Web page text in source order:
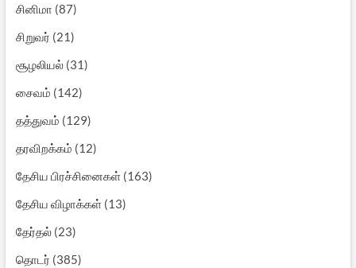
சினிமா (87)
சிறுவர் (21)
சூழலியல்(31)
சைவம் (142)
தத்துவம் (129)
தரவிறக்கம் (12)
தேசிய பிரச்சினைகள்(163)
தேசிய விழாக்கள்(13)
தேர்தல்(23)
தொடர் (385)